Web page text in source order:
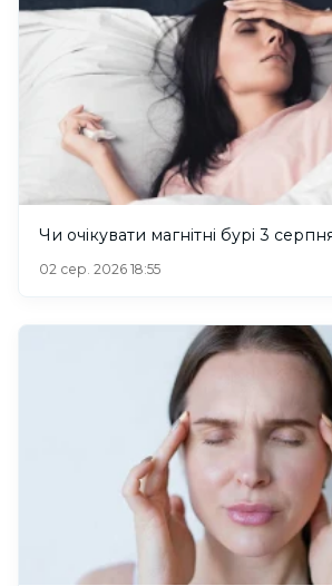
Чи очікувати магнітні бурі 3
02 сер. 2026 18:55